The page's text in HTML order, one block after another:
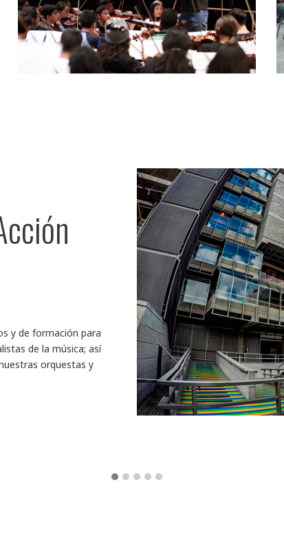
Maestro José
Antonio Abreu
y de formación para
de la música; así
orquestas y